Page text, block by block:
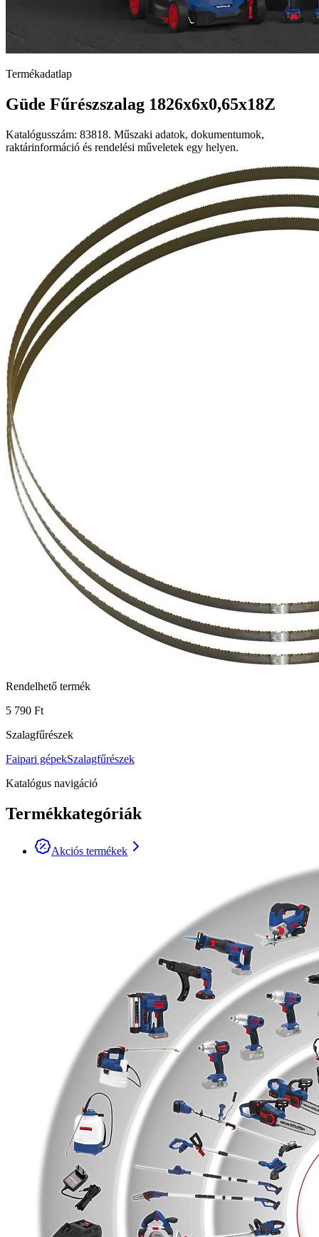
Termékadatlap
Güde Fűrészszalag 1826x6x0,65x18Z
Katalógusszám: 83818. Műszaki adatok, dokumentumok,
raktárinformáció és rendelési műveletek egy helyen.
Rendelhető termék
5 790 Ft
Szalagfűrészek
Faipari gépekSzalagfűrészek
Katalógus navigáció
Termékkategóriák
Akciós termékek